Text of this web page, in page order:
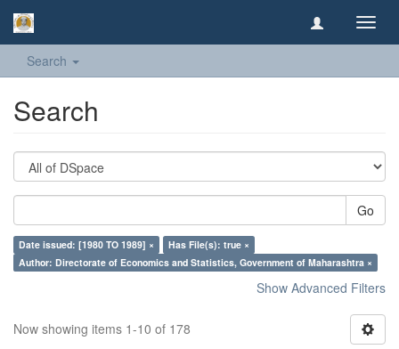
Search
Search
Go
Date issued: [1980 TO 1989] ×
Has File(s): true ×
Author: Directorate of Economics and Statistics, Government of Maharashtra ×
Show Advanced Filters
Now showing items 1-10 of 178